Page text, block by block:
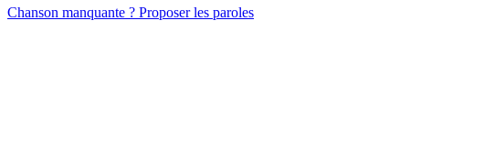
Chanson manquante ? Proposer les paroles